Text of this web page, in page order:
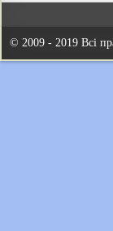
© 2009 - 2019 Всі